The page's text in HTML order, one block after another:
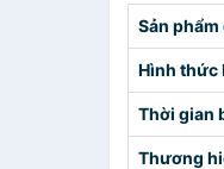
Sản
Hình thức
Thời gian
Thương